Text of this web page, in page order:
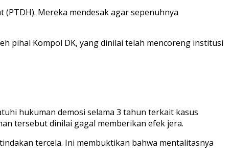
Mereka mendesak agar sepenuhnya
pihal Kompol DK, yang dinilai telah mencoreng institusi
hukuman demosi selama 3 tahun terkait kasus
tersebut dinilai gagal memberikan efek jera.
tercela. Ini membuktikan bahwa mentalitasnya